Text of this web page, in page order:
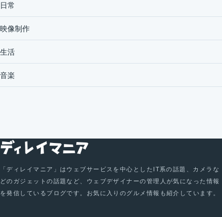
日常
映像制作
生活
音楽
「ディレイマニア」はウェブサービスを中心としたIT系の話題、カメラな
どのガジェットの話題など、ウェブデザイナーの管理人が気になった情報
を発信しているブログです。お気に入りのグルメ情報も紹介しています。